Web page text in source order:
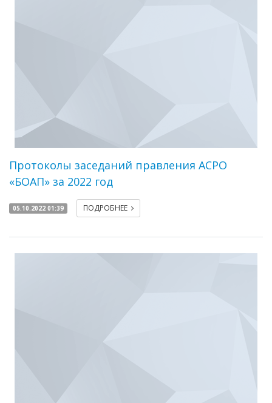
Протоколы заседаний правления АСРО
«БОАП» за 2022 год
05.10.2022 01:39 ПОДРОБНЕЕ